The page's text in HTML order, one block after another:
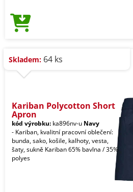
Skladem: 64 ks
Kariban Polycotton Short
Apron
kód výrobku: ka896nv-u Navy
- Kariban, kvalitní pracovní oblečení:
bunda, sako, košile, kalhoty, vesta,
šaty, sukně Kariban 65% bavlna / 35%
polyes